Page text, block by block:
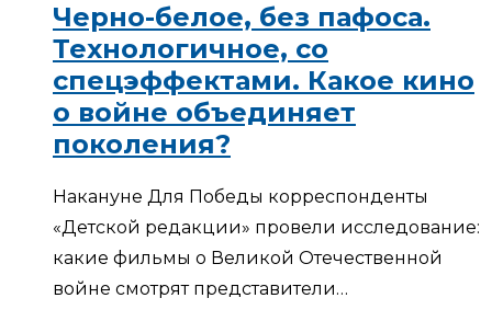
Черно-белое, без пафоса.
Технологичное, со
спецэффектами. Какое кино
о войне объединяет
поколения?
Накануне Для Победы корреспонденты
«Детской редакции» провели исследование:
какие фильмы о Великой Отечественной
войне смотрят представители…